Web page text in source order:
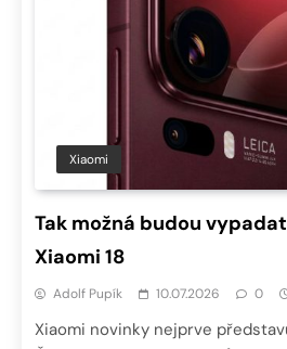
Xiaomi
Tak možná budou
Xiaomi 18
Adolf Pupík 10.07.2026 0
Xiaomi novinky nejprve